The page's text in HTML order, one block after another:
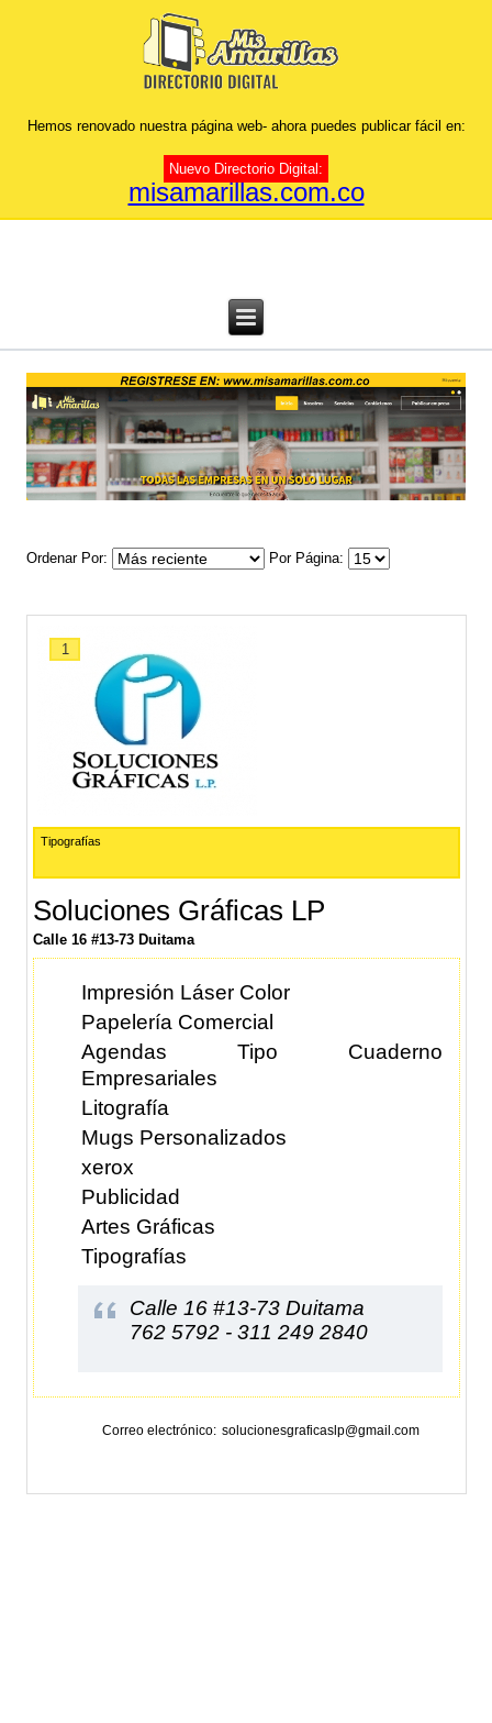
Hemos renovado nuestra página web- ahora puedes publicar fácil en:
Nuevo Directorio Digital:
misamarillas.com.co
Ordenar Por Por Página
1
Tipografías
Soluciones Gráficas LP
Calle 16 #13-73 Duitama
Impresión Láser Color
Papelería Comercial
Agendas Tipo Cuaderno
Empresariales
Litografía
Mugs Personalizados
xerox
Publicidad
Artes Gráficas
Tipografías
Calle 16 #13-73 Duitama
762 5792 - 311 249 2840
Correo electrónico solucionesgraficaslp@gmail.com